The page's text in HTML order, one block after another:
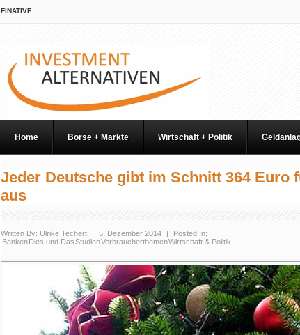
FINATIVE
Home Börse + Märkte Wirtschaft + Politik
Jeder Deutsche gibt im Schnitt 364 Euro
aus
Written By: Ulrike Techert | 5. Dezember 2014 |
Posted In:
BankenDies und DasStudienVerbraucherthemenWirtschaft & Politik